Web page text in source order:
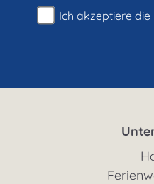
Ich akzeptiere die